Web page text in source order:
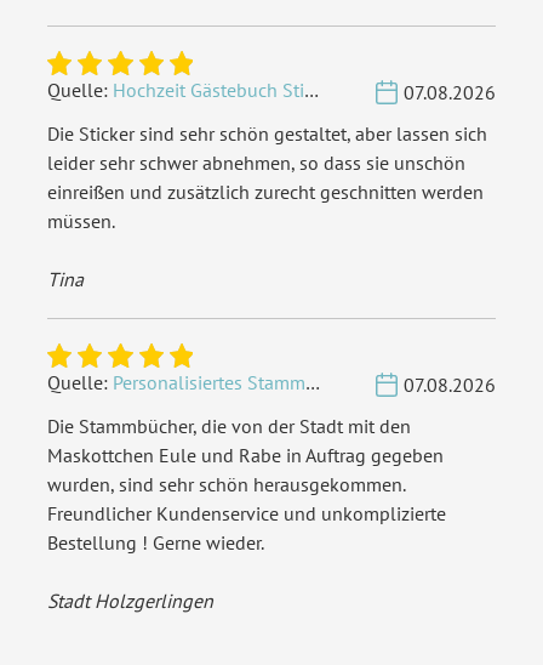
Quelle: Hochzeit Gästebuch Sticker 40 Fragen - Weiß
07.08.2026
Die Sticker sind sehr schön gestaltet, aber lassen sich
leider sehr schwer abnehmen, so dass sie unschön
einreißen und zusätzlich zurecht geschnitten werden
müssen.
Tina
Quelle: Personalisiertes Stammbuch - Eigene Gravurdatei hochladen
07.08.2026
Die Stammbücher, die von der Stadt mit den
Maskottchen Eule und Rabe in Auftrag gegeben
wurden, sind sehr schön herausgekommen.
Freundlicher Kundenservice und unkomplizierte
Bestellung ! Gerne wieder.
Stadt Holzgerlingen